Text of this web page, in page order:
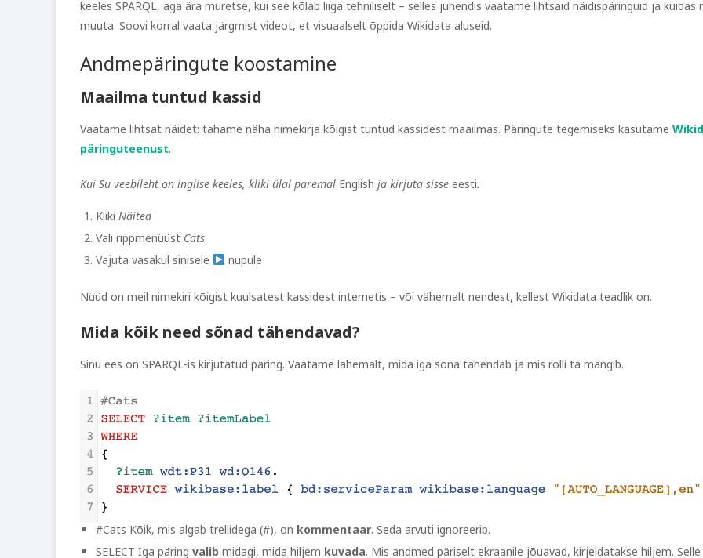
keeles SPARQL, aga ära muretse, kui see kõlab liiga tehniliselt – selles juhendis vaatame lihtsaid näidispäringuid ja kuidas
muuta. Soovi korral vaata järgmist videot, et visuaalselt õppida Wikidata aluseid.
Andmepäringute koostamine
Maailma tuntud kassid
Vaatame lihtsat näidet: tahame näha nimekirja kõigist tuntud kassidest maailmas. Päringute tegemiseks kasutame
päringuteenust.
Kui Su veebileht on inglise keeles, kliki ülal paremal English ja kirjuta sisse eesti.
Kliki Näited
Vali rippmenüüst Cats
Vajuta vasakul sinisele
nupule
Nüüd on meil nimekiri kõigist kuulsatest kassidest internetis – või vähemalt nendest, kellest Wikidata teadlik on.
Mida kõik need sõnad tähendavad?
Sinu ees on SPARQL-is kirjutatud päring. Vaatame lähemalt, mida iga sõna tähendab ja mis rolli ta mängib.
#Cats Kõik, mis algab trellidega (#), on kommentaar. Seda arvuti ignoreerib.
SELECT Iga päring valib midagi, mida hiljem kuvada. Mis andmed päriselt ekraanile jõuavad, kirjeldatakse hiljem. Selle